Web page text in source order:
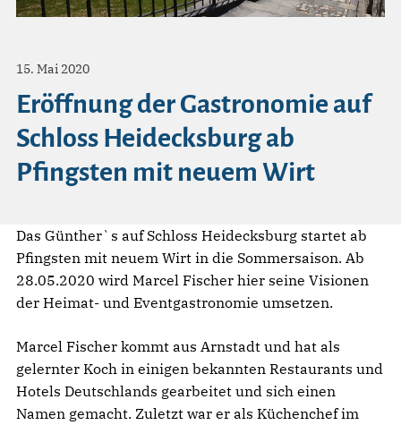
15. Mai 2020
Eröffnung der Gastronomie auf
Schloss Heidecksburg ab
Pfingsten mit neuem Wirt
Das Günther`s auf Schloss Heidecksburg startet ab
Pfingsten mit neuem Wirt in die Sommersaison. Ab
28.05.2020 wird Marcel Fischer hier seine Visionen
der Heimat- und Eventgastronomie umsetzen.
Marcel Fischer kommt aus Arnstadt und hat als
gelernter Koch in einigen bekannten Restaurants und
Hotels Deutschlands gearbeitet und sich einen
Namen gemacht. Zuletzt war er als Küchenchef im